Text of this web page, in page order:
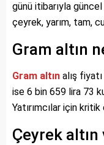
günü itibarıyla
çeyrek, yarım, tam,
Gram altın
Gram altın alış
ise 6 bin 659 lira 73
Yatırımcılar için
Çeyrek